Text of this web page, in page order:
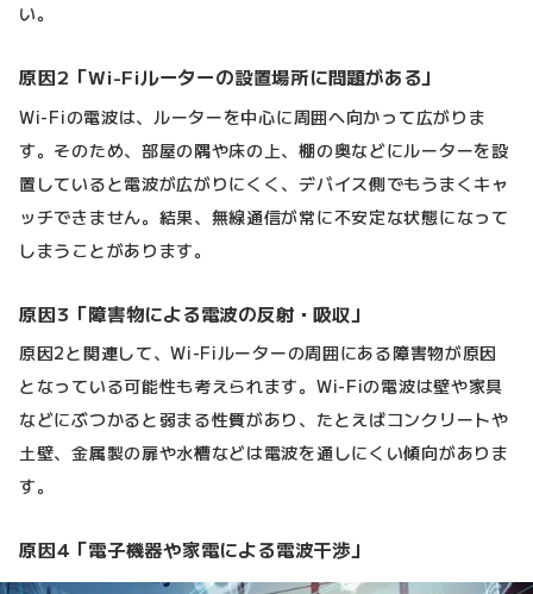
い。
原因2「Wi-Fiルーターの設置場所に問題がある」
Wi-Fiの電波は、ルーターを中心に周囲へ向かって広がりま
す。そのため、部屋の隅や床の上、棚の奥などにルーターを設
置していると電波が広がりにくく、デバイス側でもうまくキャ
ッチできません。結果、無線通信が常に不安定な状態になって
しまうことがあります。
原因3「障害物による電波の反射・吸収」
原因2と関連して、Wi-Fiルーターの周囲にある障害物が原因
となっている可能性も考えられます。Wi-Fiの電波は壁や家具
などにぶつかると弱まる性質があり、たとえばコンクリートや
土壁、金属製の扉や水槽などは電波を通しにくい傾向がありま
す。
原因4「電子機器や家電による電波干渉」